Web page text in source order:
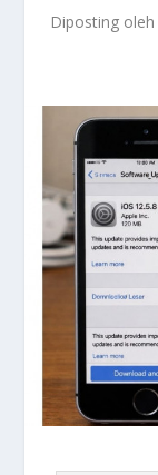
Diposting oleh